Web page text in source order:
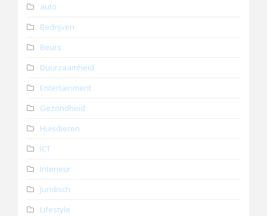
auto
Bedrijven
Beurs
Duurzaamheid
Entertainment
Gezondheid
Huisdieren
ICT
Interieur
Juridisch
Lifestyle